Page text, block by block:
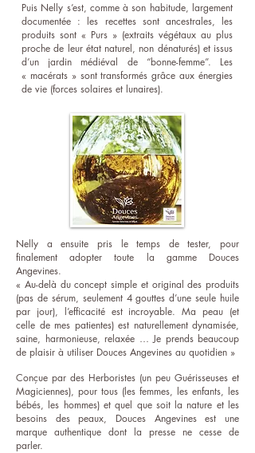
Puis Nelly s’est, comme à son habitude, largement
documentée : les recettes sont ancestrales, les
produits sont « Purs » (extraits végétaux au plus
proche de leur état naturel, non dénaturés) et issus
d’un jardin médiéval de “bonne-femme”. Les
« macérats » sont transformés grâce aux énergies
de vie (forces solaires et lunaires).
Nelly a ensuite pris le temps de tester, pour
finalement adopter toute la gamme Douces
Angevines.
« Au-delà du concept simple et original des produits
(pas de sérum, seulement 4 gouttes d’une seule huile
par jour), l’efficacité est incroyable. Ma peau (et
celle de mes patientes) est naturellement dynamisée,
saine, harmonieuse, relaxée … Je prends beaucoup
de plaisir à utiliser Douces Angevines au quotidien »
Conçue par des Herboristes (un peu Guérisseuses et
Magiciennes), pour tous (les femmes, les enfants, les
bébés, les hommes) et quel que soit la nature et les
besoins des peaux, Douces Angevines est une
marque authentique dont la presse ne cesse de
parler.